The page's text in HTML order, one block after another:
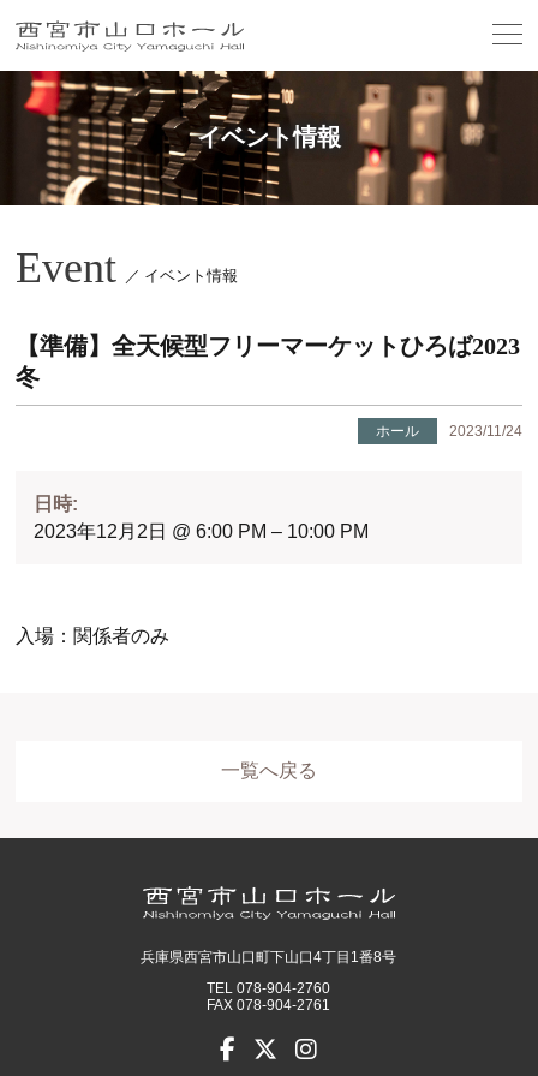
イベント情報
Event ／ イベント情報
【準備】全天候型フリーマーケットひろば2023
冬
ホール 2023/11/24
日時:
2023年12月2日 @ 6:00 PM – 10:00 PM
入場：関係者のみ
一覧へ戻る
兵庫県西宮市山口町下山口4丁目1番8号
TEL 078-904-2760
FAX 078-904-2761